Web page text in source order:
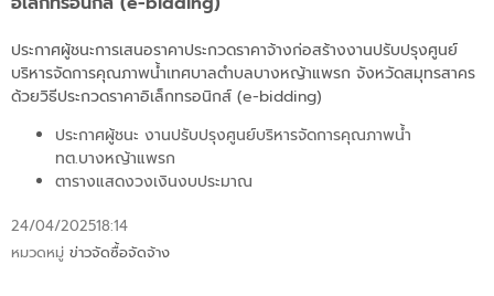
ประกาศผู้ชนะการเสนอราคาประกวดราคาจ้างก่อสร้างงานปรับปรุงศูนย์
บริหารจัดการคุณภาพน้ำเทศบาลตำบลบางหญ้าแพรก จังหวัดสมุทรสาคร
ด้วยวิธีประกวดราคาอิเล็กทรอนิกส์ (e-bidding)
ประกาศผู้ชนะ งานปรับปรุงศูนย์บริหารจัดการคุณภาพน้ำ
ทต.บางหญ้าแพรก
ตารางแสดงวงเงินงบประมาณ
24/04/202518:14
หมวดหมู่ ข่าวจัดซื้อจัดจ้าง